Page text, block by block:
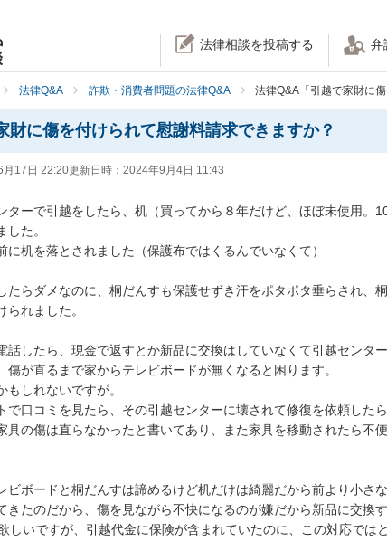
法律相談を投稿する 弁
法律Q&A 詐欺・消費者問題の法律Q&A 法律Q&A「引越で家財に
財に傷を付けられて慰謝料請求できますか？
月17日 22:20更新日時： 2024年9月4日 11:43
ターで引越をしたら、机（買ってから８年だけど、ほぼ未使用。
した。
に机を落とされました（保護布ではくるんでいなくて）
たらダメなのに、桐だんすも保護せずき汗をポタポタ垂らされ、
られました。
話したら、現金で返すとか新品に交換はしていなくて引越センタ
傷が直るまで家からテレビボードが無くなると困ります。
もしれないですが。
で口コミを見たら、その引越センターに壊されて修復を依頼した
具の傷は直らなかったと書いてあり、また家具を移動されたら不
ビボードと桐だんすは諦めるけど机だけは綺麗だから前より小さ
きたのだから、傷を見ながら不快になるのが嫌だから新品に交換
しいですが、引越代金に保険が含まれていたのに、この対応では